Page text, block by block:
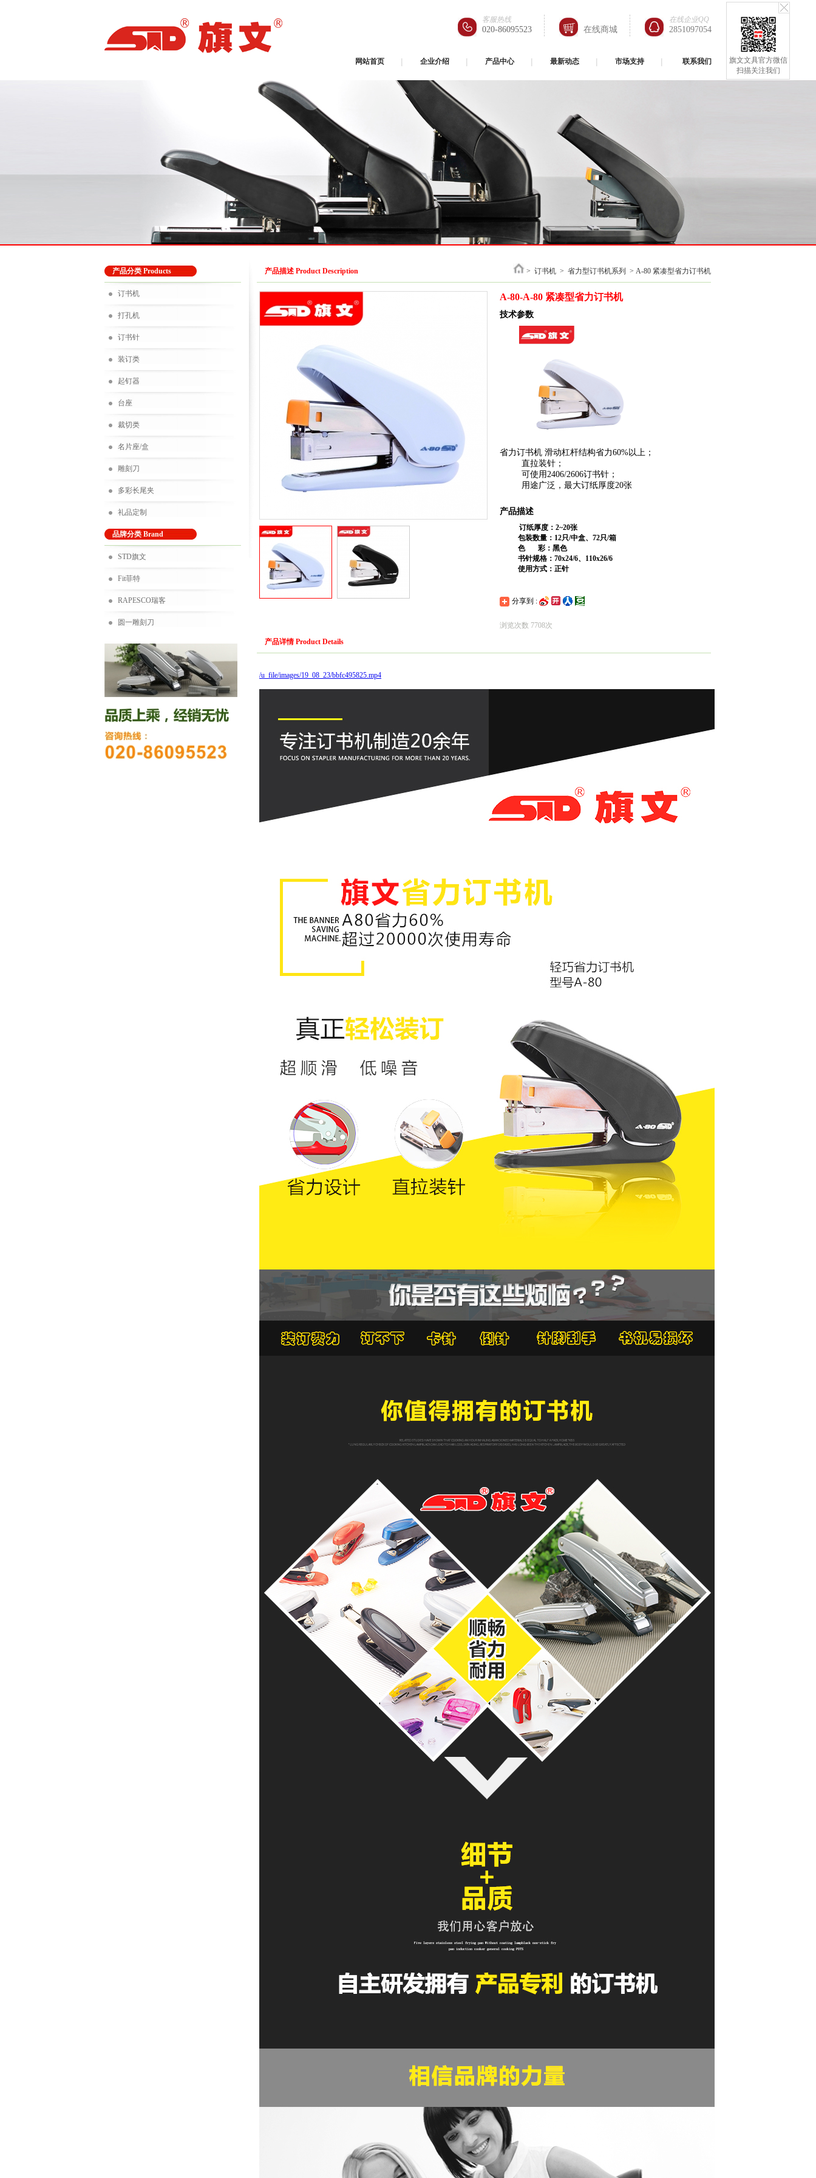
客服热线
020-86095523 在线商城
在线企业QQ
2851097054
网站首页 企业介绍 产品中心 最新动态 市场支持 联系我们
旗文文具官方微信
扫描关注我们
产品分类 Products
订书机
打孔机
订书针
装订类
起钉器
台座
裁切类
名片座/盒
雕刻刀
多彩长尾夹
礼品定制
品牌分类 Brand
STD旗文
Fit菲特
RAPESCO瑞客
圆一雕刻刀
产品描述 Product Description > 订书机 > 省力型订书机系列 > A-80 紧凑型省力订书机
A-80-A-80 紧凑型省力订书机
技术参数
省力订书机 滑动杠杆结构省力60%以上；
直拉装针；
可使用2406/2606订书针；
用途广泛，最大订纸厚度20张
产品描述
订纸厚度：2~20张
包装数量：12只/中盒、72只/箱
色 彩：黑色
书针规格：70x24/6、110x26/6
使用方式：正针
分享到 :
浏览次数 7708次
产品详情 Product Details
/u_file/images/19_08_23/bbfc495825.mp4